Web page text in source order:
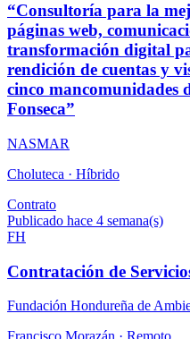
“Consultoría para la
páginas web,
transformación digital
rendición de cuentas y
cinco mancomunidades
Fonseca”
NASMAR
Choluteca · Híbrido
Contrato
Publicado hace 4 semana(s)
FH
Contratación de
Fundación Hondureña de